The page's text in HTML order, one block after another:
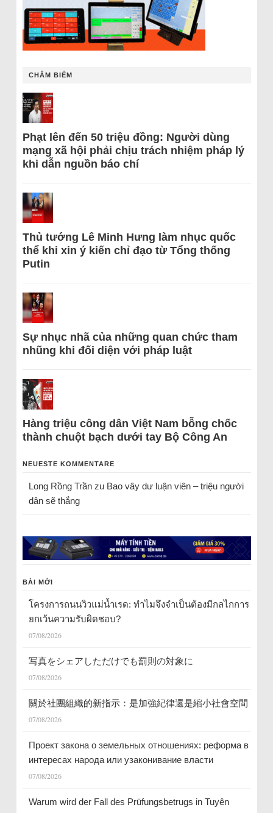
CHÂM BIẾM
Phạt lên đến 50 triệu đồng: Người dùng
mạng xã hội phải chịu trách nhiệm pháp lý
khi dẫn nguồn báo chí
Thủ tướng Lê Minh Hưng làm nhục quốc
thể khi xin ý kiến chỉ đạo từ Tổng thống
Putin
Sự nhục nhã của những quan chức tham
nhũng khi đối diện với pháp luật
Hàng triệu công dân Việt Nam bỗng chốc
thành chuột bạch dưới tay Bộ Công An
NEUESTE KOMMENTARE
Long Rồng Trầnzu Bao vây dư luận viên – triệu người
dân sẽ thắng
BÀI MỚI
โครงการถนนวิวแม่น้ำเรด: ทำไมจึงจำเป็นต้องมีกลไกการ
ยกเว้นความรับผิดชอบ?
07/08/2026
写真をシェアしただけでも罰則の対象に
07/08/2026
關於社團組織的新指示：是加強紀律還是縮小社會空間
07/08/2026
Проект закона о земельных отношениях: реформа в
интересах народа или узаконивание власти
07/08/2026
Warum wird der Fall des Prüfungsbetrugs in Tuyên